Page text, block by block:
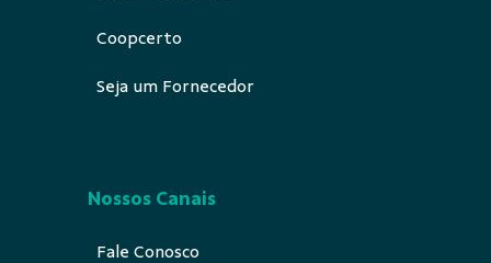
Coopcerto
Seja um Fornecedor
Nossos Canais
Fale Conosco